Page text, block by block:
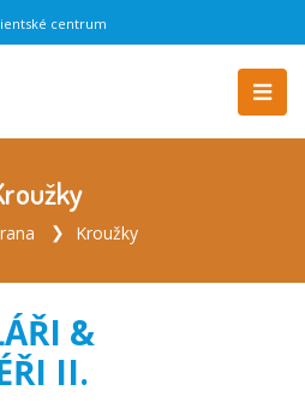
centrum
Kroužky
&
II.